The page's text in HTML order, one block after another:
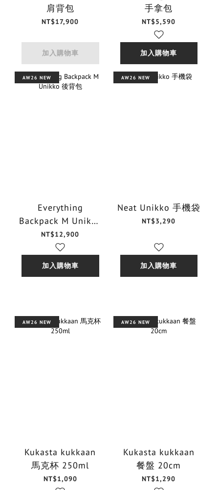
肩背包
NT$17,900
加入購物車
手拿包
NT$5,590
加入購物車
AW26 NEW
Everything
Backpack M Unikko
後背包
NT$12,900
加入購物車
AW26 NEW
Neat Unikko 手機袋
NT$3,290
加入購物車
AW26 NEW
Kukasta kukkaan
馬克杯 250ml
NT$1,090
AW26 NEW
Kukasta kukkaan
餐盤 20cm
NT$1,290